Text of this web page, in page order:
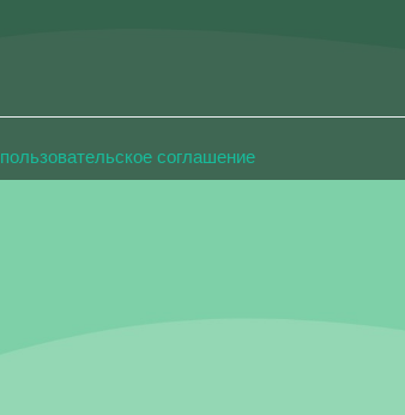
пользовательское соглашение